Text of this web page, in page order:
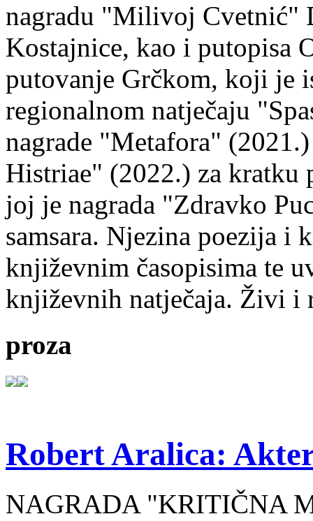
nagradu "Milivoj Cvetnić"
Kostajnice, kao i putopisa
putovanje Grčkom, koji je
regionalnom natječaju
nagrade "Metafora"
Histriae" (2022.) za kratku
joj je nagrada "Zdravko
samsara. Njezina poezija i
književnim časopisima te
književnih natječaja. Živi i
proza
Robert Aralica:
NAGRADA "KRITIČNA